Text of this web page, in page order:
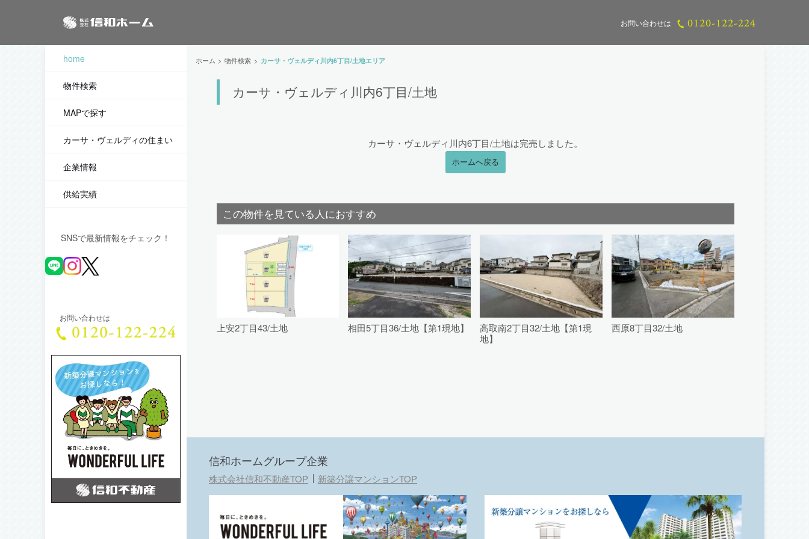
お問い合わせは
ホーム 物件検索 カーサ・ヴェルディ川内6丁目/土地エリア
カーサ・ヴェルディ川内6丁目/土地
カーサ・ヴェルディ川内6丁目/土地は完売しました。
ホームへ戻る
この物件を見ている人におすすめ
上安2丁目43/土地 相田5丁目36/土地【第1現地】
高取南2丁目32/土地【第1現
地】
西原8丁目32/土地
home
物件検索
MAPで探す
カーサ・ヴェルディの住まい
企業情報
供給実績
SNSで最新情報をチェック！
お問い合わせは
信和ホームグループ企業
株式会社信和不動産TOP 新築分譲マンションTOP